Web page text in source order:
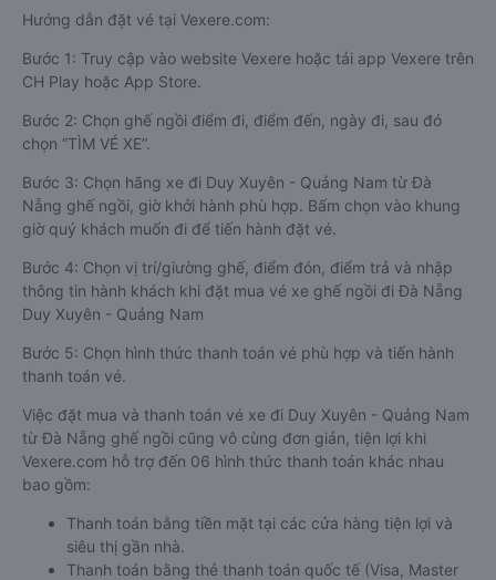
Hướng dẫn đặt vé tại Vexere.com:
Bước 1: Truy cập vào website Vexere hoặc tải app Vexere trên
CH Play hoặc App Store.
Bước 2: Chọn ghế ngồi điểm đi, điểm đến, ngày đi, sau đó
chọn “TÌM VÉ XE”.
Bước 3: Chọn hãng xe đi Duy Xuyên - Quảng Nam từ Đà
Nẵng ghế ngồi, giờ khởi hành phù hợp. Bấm chọn vào khung
giờ quý khách muốn đi để tiến hành đặt vé.
Bước 4: Chọn vị trí/giường ghế, điểm đón, điểm trả và nhập
thông tin hành khách khi đặt mua vé xe ghế ngồi đi Đà Nẵng
Duy Xuyên - Quảng Nam
Bước 5: Chọn hình thức thanh toán vé phù hợp và tiến hành
thanh toán vé.
Việc đặt mua và thanh toán vé xe đi Duy Xuyên - Quảng Nam
từ Đà Nẵng ghế ngồi cũng vô cùng đơn giản, tiện lợi khi
Vexere.com hỗ trợ đến 06 hình thức thanh toán khác nhau
bao gồm:
Thanh toán bằng tiền mặt tại các cửa hàng tiện lợi và
siêu thị gần nhà.
Thanh toán bằng thẻ thanh toán quốc tế (Visa, Master